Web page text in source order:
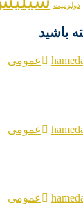
دولومیت
باشید
عمومی
عمومی
عمومی